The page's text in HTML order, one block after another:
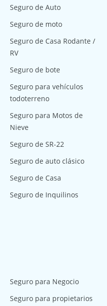
Seguro de Auto
Seguro de moto
Seguro de Casa Rodante /
RV
Seguro de bote
Seguro para vehículos
todoterreno
Seguro para Motos de
Nieve
Seguro de SR-22
Seguro de auto clásico
Seguro de Casa
Seguro de Inquilinos
Seguro para Negocio
Seguro para propietarios